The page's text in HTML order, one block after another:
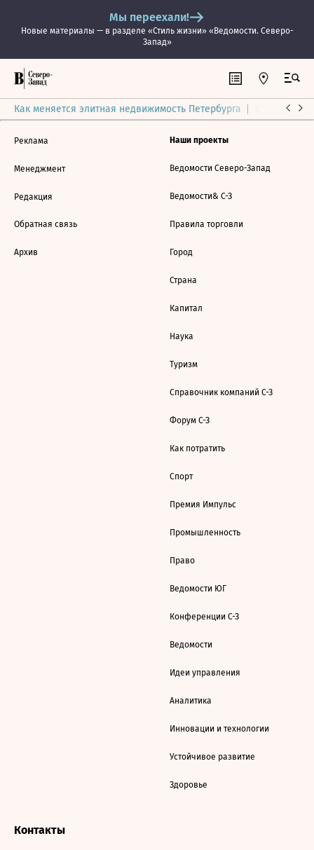
Мы переехали!
Новые материалы — в разделе «Стиль жизни» «Ведомости. Северо-
Запад»
Как меняется элитная недвижимость Петербурга Ситуация
Реклама
Менеджмент
Редакция
Обратная связь
Архив
Наши проекты
Ведомости Северо-Запад
Ведомости& С-З
Правила торговли
Город
Страна
Капитал
Наука
Туризм
Справочник компаний С-З
Форум С-З
Как потратить
Спорт
Премия Импульс
Промышленность
Право
Ведомости ЮГ
Конференции С-З
Ведомости
Идеи управления
Аналитика
Инновации и технологии
Устойчивое развитие
Здоровье
Контакты